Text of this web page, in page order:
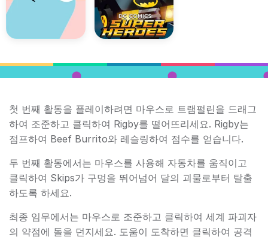
첫 번째 활동을 플레이하려면 마우스로 트램펄린을 드래그
하여 조준하고 클릭하여 Rigby를 떨어뜨리세요. Rigby는
점프하여 Beef Burrito와 레슬링하여 점수를 얻습니다.
두 번째 활동에서는 마우스를 사용해 자동차를 움직이고
클릭하여 Skips가 구멍을 뛰어넘어 달의 괴물로부터 탈출
하도록 하세요.
최종 임무에서는 마우스로 조준하고 클릭하여 세계 파괴자
의 약점에 돌을 던지세요. 도움이 도착하면 클릭하여 공격